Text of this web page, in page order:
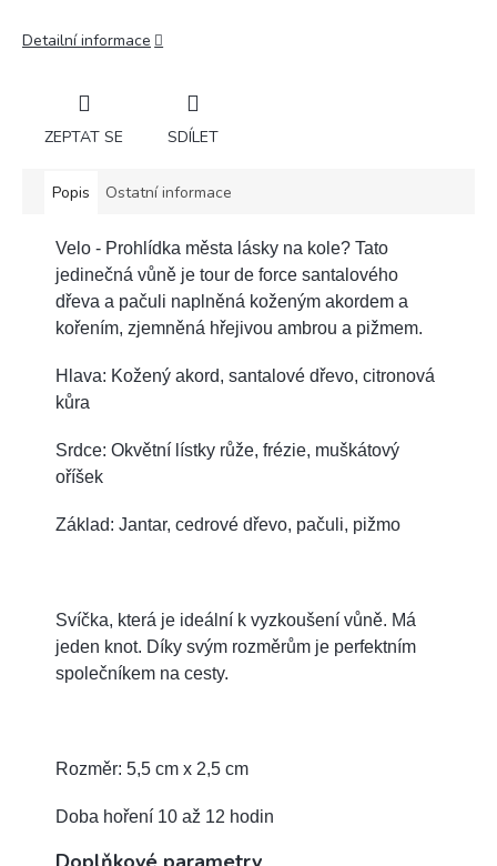
Detailní informace
ZEPTAT SE SDÍLET
Popis Ostatní informace
Velo - Prohlídka města lásky na kole? Tato
jedinečná vůně je tour de force santalového
dřeva a pačuli naplněná koženým akordem a
kořením, zjemněná hřejivou ambrou a pižmem.
Hlava: Kožený akord, santalové dřevo, citronová
kůra
Srdce: Okvětní lístky růže, frézie, muškátový
oříšek
Základ: Jantar, cedrové dřevo, pačuli, pižmo
Svíčka, která je ideální k vyzkoušení vůně. Má
jeden knot. Díky svým rozměrům je perfektním
společníkem na cesty.
Rozměr: 5,5 cm x 2,5 cm
Doba hoření 10 až 12 hodin